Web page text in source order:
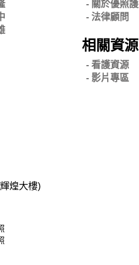
- 關於優照護
-法律顧問
相關資源
- 看護資源
- 影片專區
煌大樓)